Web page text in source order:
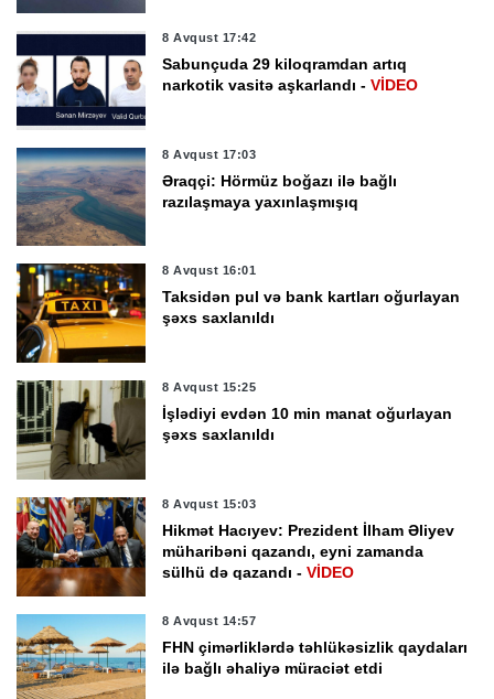
8 Avqust 17:42
Sabunçuda 29 kiloqramdan artıq
narkotik vasitə aşkarlandı -VİDEO
8 Avqust 17:03
Əraqçi: Hörmüz boğazı ilə bağlı
razılaşmaya yaxınlaşmışıq
8 Avqust 16:01
Taksidən pul və bank kartları oğurlayan
şəxs saxlanıldı
8 Avqust 15:25
İşlədiyi evdən 10 min manat oğurlayan
şəxs saxlanıldı
8 Avqust 15:03
Hikmət Hacıyev: Prezident İlham Əliyev
müharibəni qazandı, eyni zamanda
sülhü də qazandı -VİDEO
8 Avqust 14:57
FHN çimərliklərdə təhlükəsizlik qaydaları
ilə bağlı əhaliyə müraciət etdi